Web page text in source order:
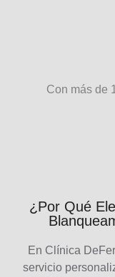
Con más de
¿Por Qué
En Clínica
servicio